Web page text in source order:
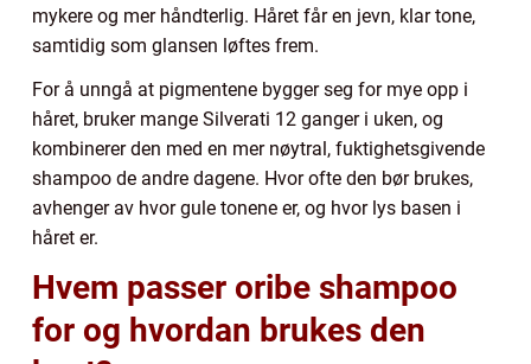
mykere og mer håndterlig. Håret får en jevn, klar tone,
samtidig som glansen løftes frem.
For å unngå at pigmentene bygger seg for mye opp i
håret, bruker mange Silverati 12 ganger i uken, og
kombinerer den med en mer nøytral, fuktighetsgivende
shampoo de andre dagene. Hvor ofte den bør brukes,
avhenger av hvor gule tonene er, og hvor lys basen i
håret er.
Hvem passer oribe shampoo
for og hvordan brukes den